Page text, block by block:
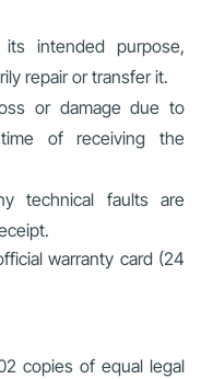
intended purpose,
repair or transfer it.
or damage due to
of receiving the
technical faults are
warranty card (24
copies of equal legal